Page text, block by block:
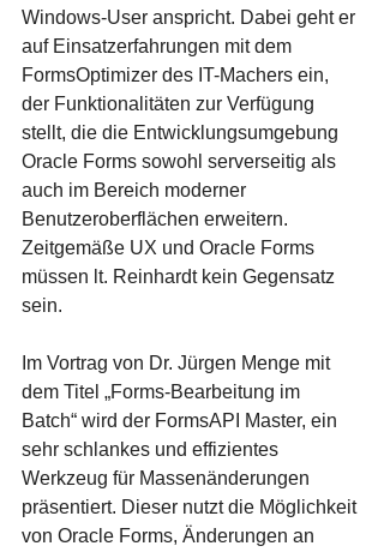
Windows-User anspricht. Dabei geht er
auf Einsatzerfahrungen mit dem
FormsOptimizer des IT-Machers ein,
der Funktionalitäten zur Verfügung
stellt, die die Entwicklungsumgebung
Oracle Forms sowohl serverseitig als
auch im Bereich moderner
Benutzeroberflächen erweitern.
Zeitgemäße UX und Oracle Forms
müssen lt. Reinhardt kein Gegensatz
sein.
Im Vortrag von Dr. Jürgen Menge mit
dem Titel „Forms-Bearbeitung im
Batch“ wird der FormsAPI Master, ein
sehr schlankes und effizientes
Werkzeug für Massenänderungen
präsentiert. Dieser nutzt die Möglichkeit
von Oracle Forms, Änderungen an